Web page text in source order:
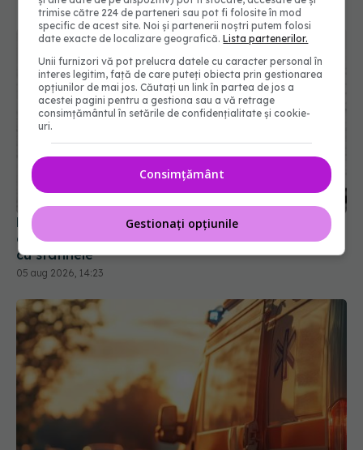
FDA a aprobat prima pastilă care reduce
colesterolul rău cu aproape 60%. Ce se întâmplă
cu statinele
05 aug 2026, 14:23
trimise către 224 de parteneri sau pot fi folosite în mod
specific de acest site. Noi și partenerii noștri putem folosi
date exacte de localizare geografică.Lista partenerilor.
Unii furnizori vă pot prelucra datele cu caracter personal în
interes legitim, față de care puteți obiecta prin gestionarea
opțiunilor de mai jos. Căutați un link în partea de jos a
acestei pagini pentru a gestiona sau a vă retrage
consimțământul în setările de confidențialitate și cookie-
uri.
Consimțământ
Gestionați opțiunile